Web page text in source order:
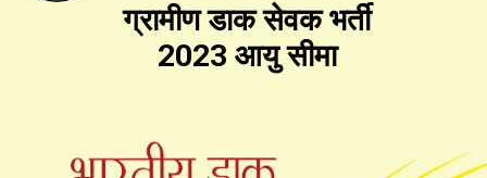
ग्रामीण डाक सेवक भर्ती
2023 आयु सीमा